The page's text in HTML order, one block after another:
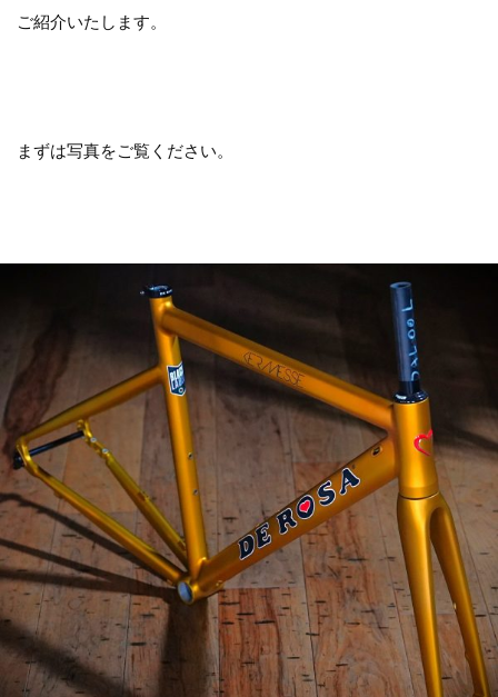
ご紹介いたします。
まずは写真をご覧ください。